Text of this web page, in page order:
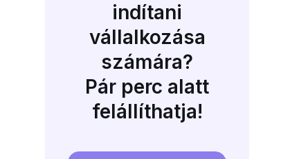
indítani
vállalkozása
számára?
Pár perc alatt
felállíthatja!